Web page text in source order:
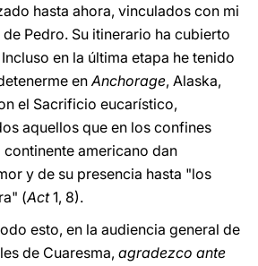
hasta ahora, vinculados con mi
Pedro. Su itinerario ha cubierto
en la última etapa he tenido
enAnchorage, Alaska,
el Sacrificio eucarístico,
aquellos que en los confines
americano dan
y de su presencia hasta "los
(Act1, 8).
esto, en la audiencia general de
de Cuaresma, agradezco ante